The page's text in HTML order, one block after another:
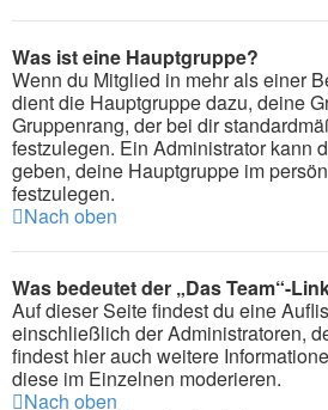
Was ist eine Hauptgruppe?
Wenn du Mitglied in mehr als einer
dient die Hauptgruppe dazu, deine
Gruppenrang, der bei dir
festzulegen. Ein Administrator kann
geben, deine Hauptgruppe im
festzulegen.
Nach oben
Was bedeutet der „Das Team“-
Auf dieser Seite findest du eine
einschließlich der Administratoren,
findest hier auch weitere
diese im Einzelnen moderieren.
Nach oben